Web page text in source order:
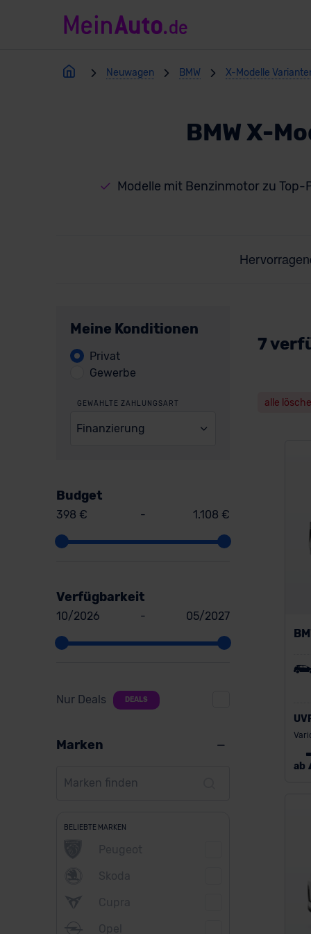
Neuwagen BMW X-Modelle
BMW X-
Modelle mit Benzinmotor zu Top-
Meine Konditionen
Privat
Gewerbe
GEWÄHLTE ZAHLUNGSART
Finanzierung
Budget
398 € - 1.108 €
Verfügbarkeit
10/2026 - 05/2027
Nur Deals DEALS
Marken
BELIEBTE MARKEN
Peugeot
Skoda
Cupra
Opel
7
alle
ab